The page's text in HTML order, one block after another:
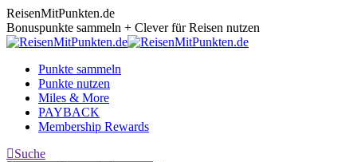
Zum
Inhalt
springen
ReisenMitPunkten.de
Bonuspunkte sammeln + Clever für Reisen nutzen
Punkte sammeln
Punkte nutzen
Miles & More
PAYBACK
Membership Rewards
Search:
Suche